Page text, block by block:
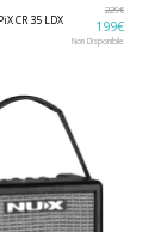
CR 35 LDX
229€
199€
Non Disponibile